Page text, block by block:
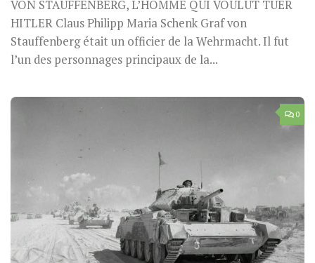
VON STAUFFENBERG, L’HOMME QUI VOULUT TUER
HITLER Claus Philipp Maria Schenk Graf von
Stauffenberg était un officier de la Wehrmacht. Il fut
l’un des personnages principaux de la...
0